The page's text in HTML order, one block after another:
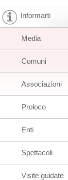
Informarti
Media
Comuni
Associazioni
Proloco
Enti
Spettacoli
Visite guidate